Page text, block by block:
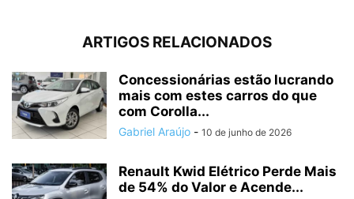
ARTIGOS RELACIONADOS
Concessionárias estão lucrando
mais com estes carros do que
com Corolla...
Gabriel Araújo - 10 de junho de 2026
Renault Kwid Elétrico Perde Mais
de 54% do Valor e Acende...